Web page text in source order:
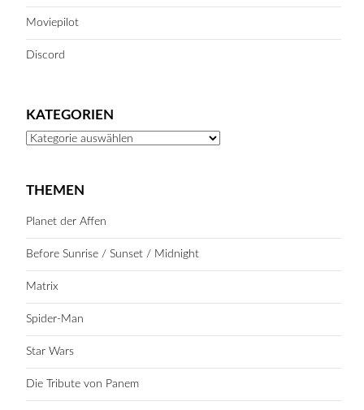
Moviepilot
Discord
KATEGORIEN
Kategorien
THEMEN
Planet der Affen
Before Sunrise / Sunset / Midnight
Matrix
Spider-Man
Star Wars
Die Tribute von Panem